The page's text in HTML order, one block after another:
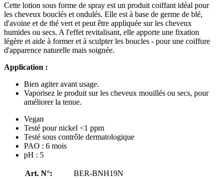
Cette lotion sous forme de spray est un produit coiffant idéal pour
les cheveux bouclés et ondulés. Elle est à base de germe de blé,
d'avoine et de thé vert et peut être appliquée sur les cheveux
humides ou secs. A l'effet revitalisant, elle apporte une fixation
légère et aide à former et à sculpter les boucles - pour une coiffure
d'apparence naturelle mais soignée.
Application :
Bien agiter avant usage.
Vaporisez le produit sur les cheveux mouillés ou secs, pour
améliorer la tenue.
Vegan
Testé pour nickel <1 ppm
Testé sous contrôle dermatologique
PAO : 6 mois
pH : 5
Art. N°:
BER-BNH19N